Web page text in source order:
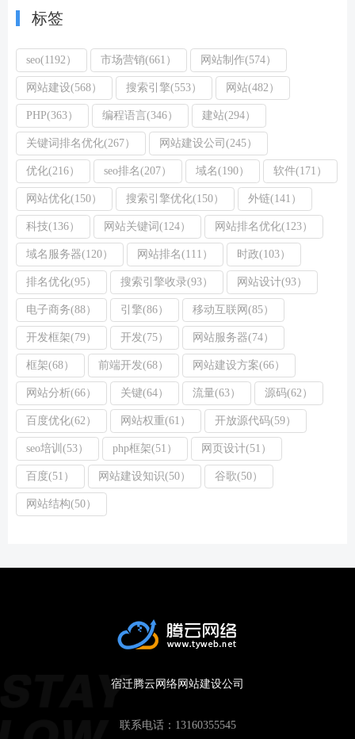
标签
seo(1192） 市场营销(661） 网站制作(574）
网站建设(568） 搜索引擎(553） 网站(482）
PHP(363） 编程语言(346） 建站(294）
关键词排名优化(267） 网站建设公司(245）
优化(216） seo排名(207） 域名(190） 软件(171）
网站优化(150） 搜索引擎优化(150） 外链(141）
科技(136） 网站关键词(124） 网站排名优化(123）
域名服务器(120） 网站排名(111） 时政(103）
排名优化(95） 搜索引擎收录(93） 网站设计(93）
电子商务(88） 引擎(86） 移动互联网(85）
开发框架(79） 开发(75） 网站服务器(74）
框架(68） 前端开发(68） 网站建设方案(66）
网站分析(66） 关键(64） 流量(63） 源码(62）
百度优化(62） 网站权重(61） 开放源代码(59）
seo培训(53） php框架(51） 网页设计(51）
百度(51） 网站建设知识(50） 谷歌(50）
网站结构(50）
宿迁腾云网络网站建设公司
联系电话： 13160355545